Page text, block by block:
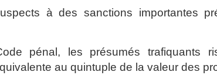
à des sanctions importantes
pénal, les présumés trafiquants
au quintuple de la valeur des